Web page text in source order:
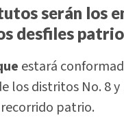
serán los
desfiles
estará
los distritos No. 8 y
patrio.